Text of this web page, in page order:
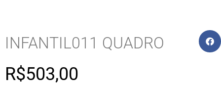
INFANTIL011 QUADRO
R$503,00